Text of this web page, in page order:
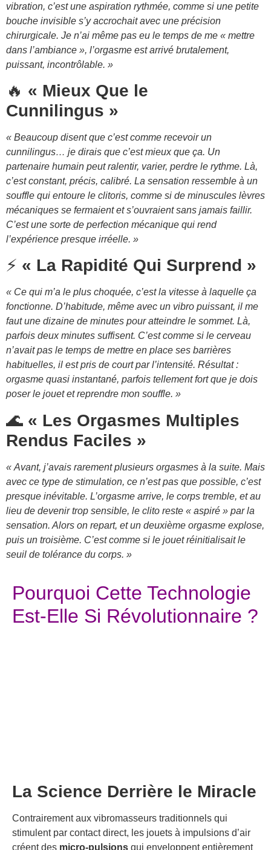
vibration, c’est une aspiration rythmée, comme si une petite
bouche invisible s’y accrochait avec une précision
chirurgicale. Je n’ai même pas eu le temps de me « mettre
dans l’ambiance », l’orgasme est arrivé brutalement,
puissant, incontrôlable. »
🔥 « Mieux Que le
Cunnilingus »
« Beaucoup disent que c’est comme recevoir un
cunnilingus… je dirais que c’est mieux que ça. Un
partenaire humain peut ralentir, varier, perdre le rythme. Là,
c’est constant, précis, calibré. La sensation ressemble à un
souffle qui entoure le clitoris, comme si de minuscules lèvres
mécaniques se fermaient et s’ouvraient sans jamais faillir.
C’est une sorte de perfection mécanique qui rend
l’expérience presque irréelle. »
⚡ « La Rapidité Qui Surprend »
« Ce qui m’a le plus choquée, c’est la vitesse à laquelle ça
fonctionne. D’habitude, même avec un vibro puissant, il me
faut une dizaine de minutes pour atteindre le sommet. Là,
parfois deux minutes suffisent. C’est comme si le cerveau
n’avait pas le temps de mettre en place ses barrières
habituelles, il est pris de court par l’intensité. Résultat :
orgasme quasi instantané, parfois tellement fort que je dois
poser le jouet et reprendre mon souffle. »
🌊 « Les Orgasmes Multiples
Rendus Faciles »
« Avant, j’avais rarement plusieurs orgasmes à la suite. Mais
avec ce type de stimulation, ce n’est pas que possible, c’est
presque inévitable. L’orgasme arrive, le corps tremble, et au
lieu de devenir trop sensible, le clito reste « aspiré » par la
sensation. Alors on repart, et un deuxième orgasme explose,
puis un troisième. C’est comme si le jouet réinitialisait le
seuil de tolérance du corps. »
Pourquoi Cette Technologie
Est-Elle Si Révolutionnaire ?
La Science Derrière le Miracle
Contrairement aux vibromasseurs traditionnels qui
stimulent par contact direct, les jouets à impulsions d’air
créent des micro-pulsions qui enveloppent entièrement